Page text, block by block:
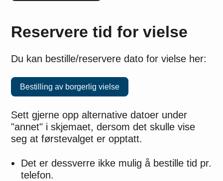
Reservere tid for vielse
Du kan bestille/reservere dato for vielse her:
Bestilling av borgerlig vielse
Sett gjerne opp alternative datoer under
"annet" i skjemaet, dersom det skulle vise
seg at førstevalget er opptatt.
Det er dessverre ikke mulig å bestille tid pr.
telefon.